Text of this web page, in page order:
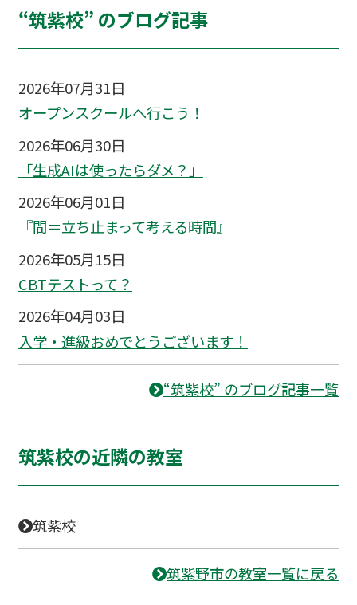
“筑紫校” のブログ記事
2026年07月31日
オープンスクールへ行こう！
2026年06月30日
「生成AIは使ったらダメ？」
2026年06月01日
『間＝立ち止まって考える時間』
2026年05月15日
CBTテストって？
2026年04月03日
入学・進級おめでとうございます！
“筑紫校” のブログ記事一覧
筑紫校の近隣の教室
筑紫校
筑紫野市の教室一覧に戻る